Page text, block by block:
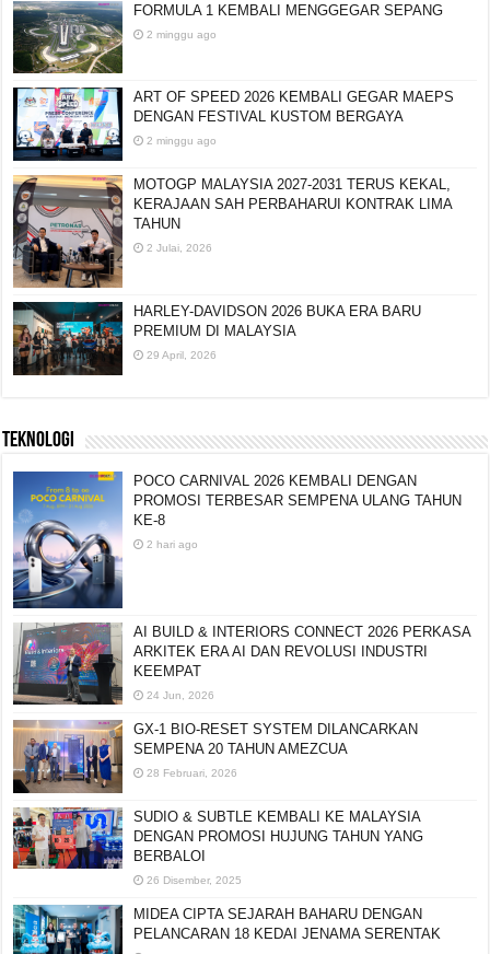
FORMULA 1 KEMBALI MENGGEGAR SEPANG
2 minggu ago
ART OF SPEED 2026 KEMBALI GEGAR MAEPS
DENGAN FESTIVAL KUSTOM BERGAYA
2 minggu ago
MOTOGP MALAYSIA 2027-2031 TERUS KEKAL,
KERAJAAN SAH PERBAHARUI KONTRAK LIMA
TAHUN
2 Julai, 2026
HARLEY-DAVIDSON 2026 BUKA ERA BARU
PREMIUM DI MALAYSIA
29 April, 2026
TEKNOLOGI
POCO CARNIVAL 2026 KEMBALI DENGAN
PROMOSI TERBESAR SEMPENA ULANG TAHUN
KE-8
2 hari ago
AI BUILD & INTERIORS CONNECT 2026 PERKASA
ARKITEK ERA AI DAN REVOLUSI INDUSTRI
KEEMPAT
24 Jun, 2026
GX-1 BIO-RESET SYSTEM DILANCARKAN
SEMPENA 20 TAHUN AMEZCUA
28 Februari, 2026
SUDIO & SUBTLE KEMBALI KE MALAYSIA
DENGAN PROMOSI HUJUNG TAHUN YANG
BERBALOI
26 Disember, 2025
MIDEA CIPTA SEJARAH BAHARU DENGAN
PELANCARAN 18 KEDAI JENAMA SERENTAK